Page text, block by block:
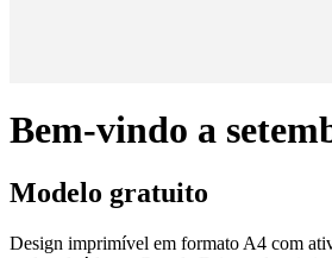
Bem-vindo a
Modelo gratuito
Design imprimível em formato A4 com